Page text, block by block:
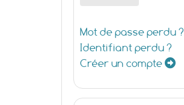
Mot de passe perdu ?
Identifiant perdu ?
Créer un compte